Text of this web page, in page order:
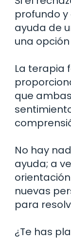
profundo
ayuda de
una
La terapia
que
No hay
ayuda; a
nuevas
para
¿Te has